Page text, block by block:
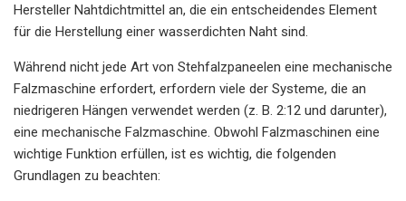
Hersteller Nahtdichtmittel an, die ein entscheidendes Element
für die Herstellung einer wasserdichten Naht sind.
Während nicht jede Art von Stehfalzpaneelen eine mechanische
Falzmaschine erfordert, erfordern viele der Systeme, die an
niedrigeren Hängen verwendet werden (z. B. 2:12 und darunter),
eine mechanische Falzmaschine. Obwohl Falzmaschinen eine
wichtige Funktion erfüllen, ist es wichtig, die folgenden
Grundlagen zu beachten: